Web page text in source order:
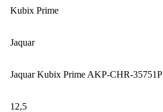
Kubix Prime
Jaquar
Jaquar Kubix Prime AKP-CHR-35751P
12,5